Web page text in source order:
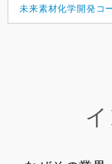
未来素材化学開発コ